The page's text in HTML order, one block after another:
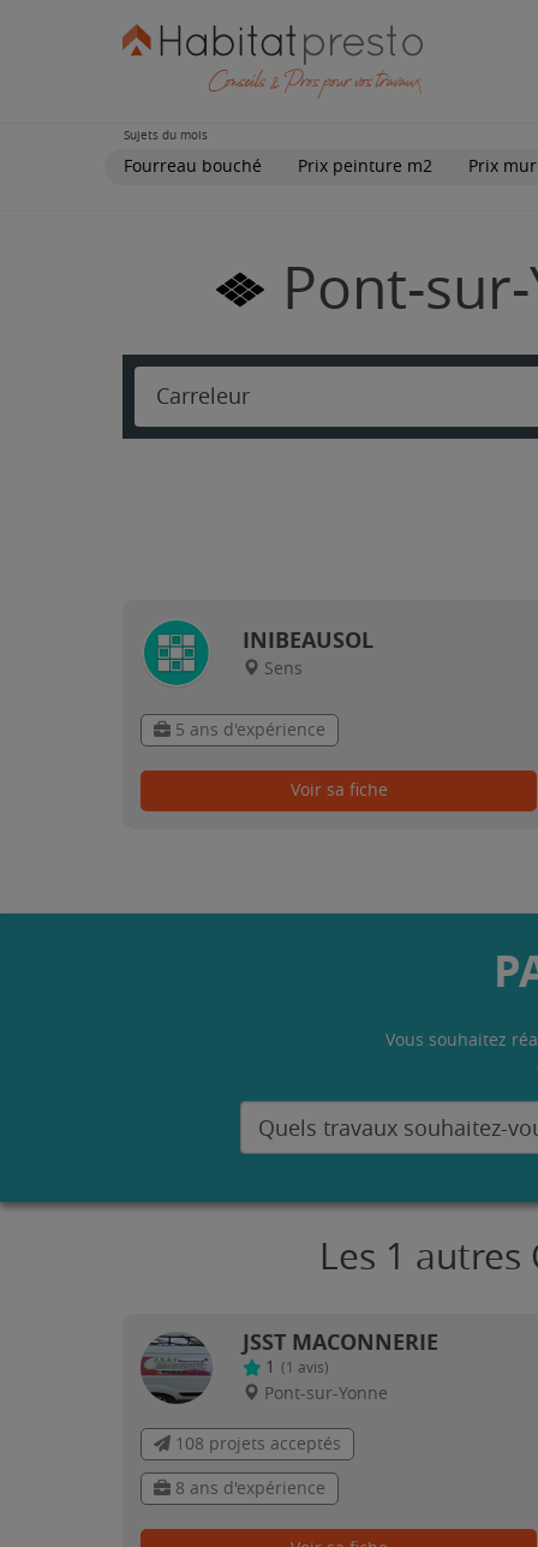
Sujets du mois
Fourreau bouché Prix peinture m2 Prix
Pont-
Carreleur
INIBEAUSOL
Sens
5 ans d'expérience
Voir sa fiche
Vous souhaitez
Les 1
JSST MACONNERIE
1 (1 avis)
Pont-sur-Yonne
108 projets acceptés
8 ans d'expérience